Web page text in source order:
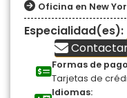
Oficina en New
Especialidad(es):
Formas de
Tarjetas de
Idiomas: